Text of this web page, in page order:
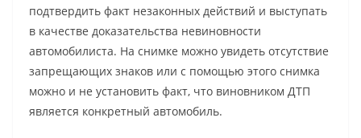
подтвердить факт незаконных действий и выступать
в качестве доказательства невиновности
автомобилиста. На снимке можно увидеть отсутствие
запрещающих знаков или с помощью этого снимка
можно и не установить факт, что виновником ДТП
является конкретный автомобиль.